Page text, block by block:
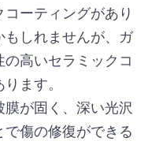
ーティングがあり
もしれませんが、ガ
高いセラミックコ
ます。
が固く、深い光沢
傷の修復ができる